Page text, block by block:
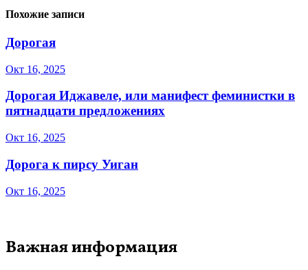
Похожие записи
Дорогая
Окт 16, 2025
Дорогая Иджавеле, или манифест феминистки в
пятнадцати предложениях
Окт 16, 2025
Дорога к пирсу Уиган
Окт 16, 2025
Важная информация